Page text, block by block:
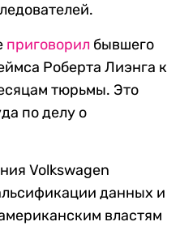
приговорил бывшего
Роберта Лиэнга к
тюрьмы. Это
по делу о
Volkswagen
данных и
властям